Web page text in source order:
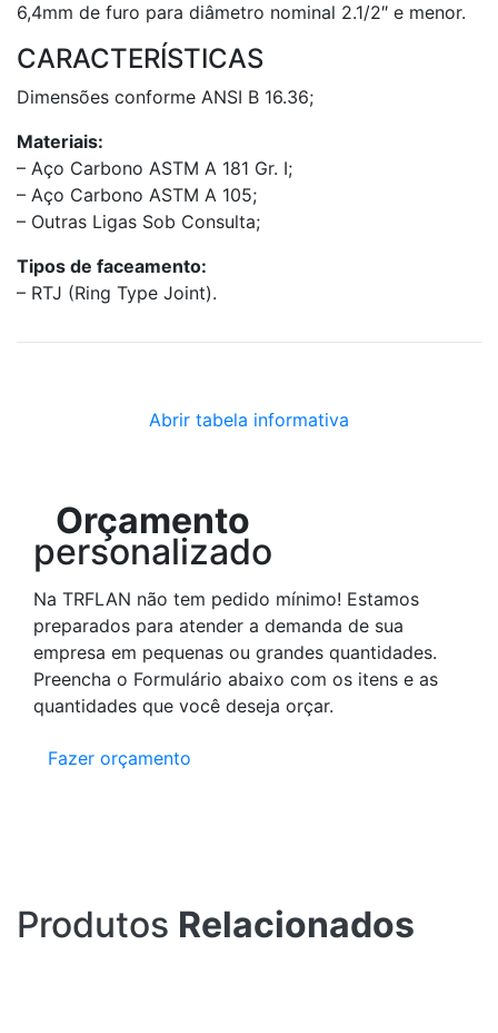
6,4mm de furo para diâmetro nominal 2.1/2″ e menor.
CARACTERÍSTICAS
Dimensões conforme ANSI B 16.36;
Materiais:
– Aço Carbono ASTM A 181 Gr. I;
– Aço Carbono ASTM A 105;
– Outras Ligas Sob Consulta;
Tipos de faceamento:
– RTJ (Ring Type Joint).
Abrir tabela informativa
Orçamento
personalizado
Na TRFLAN não tem pedido mínimo! Estamos
preparados para atender a demanda de sua
empresa em pequenas ou grandes quantidades.
Preencha o Formulário abaixo com os itens e as
quantidades que você deseja orçar.
Fazer orçamento
Produtos Relacionados